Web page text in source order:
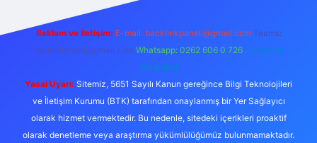
Reklam ve İletişim: E-mail: backlinkpaneli@gmail.com Teams:
forumhizmeti@gmail.com Whatsapp: 0262 606 0 726 Telegram:
@karabul
Yasal Uyarı: Sitemiz, 5651 Sayılı Kanun gereğince Bilgi Teknolojileri
ve İletişim Kurumu (BTK) tarafından onaylanmış bir Yer Sağlayıcı
olarak hizmet vermektedir. Bu nedenle, sitedeki içerikleri proaktif
olarak denetleme veya araştırma yükümlülüğümüz bulunmamaktadır.